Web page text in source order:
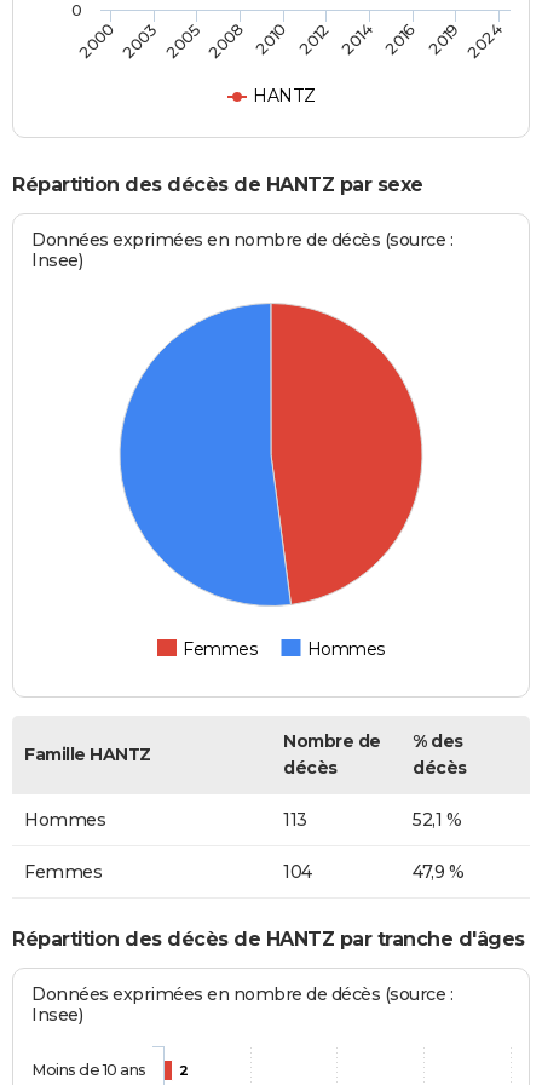
HANTZ
2000 2003 20052008 2010 2012 2014 2016 2019 2024
0
Répartition des décès de HANTZ par sexe
Données exprimées en nombre de décès (source :
Insee)
Femmes Hommes
Famille HANTZ
Nombre de
décès
% des
décès
Hommes 113 52,1 %
Femmes 104 47,9 %
Répartition des décès de HANTZ par tranche d'âges
Données exprimées en nombre de décès (source :
Insee)
2
Moins de 10 ans